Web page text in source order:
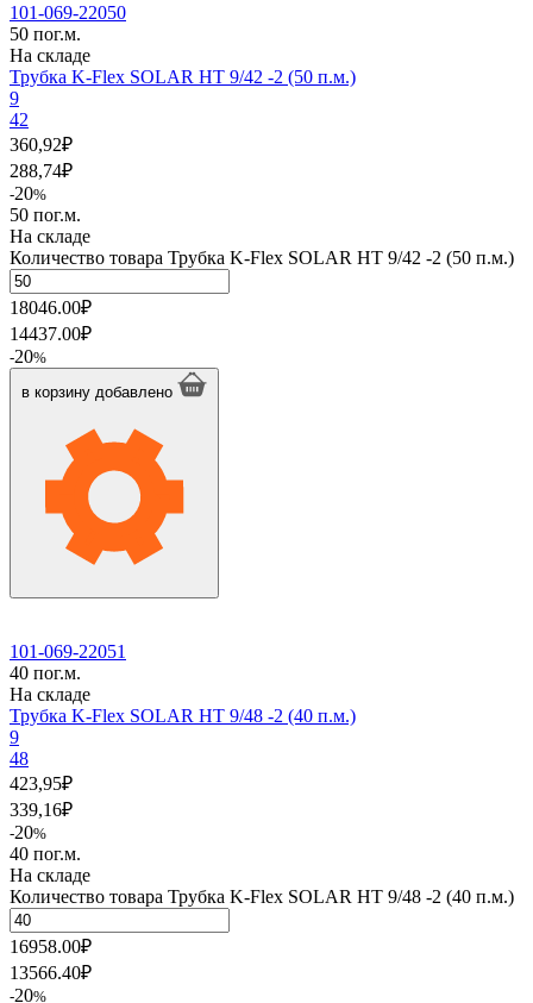
101-069-22050
50 пог.м.
На складе
Трубка K-Flex SOLAR HT 9/42 -2 (50 п.м.)
9
42
360,92₽
288,74₽
-20%
50 пог.м.
На складе
Количество товара Трубка K-Flex SOLAR HT 9/42 -2 (50 п.м.)
18046.00₽
14437.00₽
-20%
в корзину добавлено
101-069-22051
40 пог.м.
На складе
Трубка K-Flex SOLAR HT 9/48 -2 (40 п.м.)
9
48
423,95₽
339,16₽
-20%
40 пог.м.
На складе
Количество товара Трубка K-Flex SOLAR HT 9/48 -2 (40 п.м.)
16958.00₽
13566.40₽
-20%